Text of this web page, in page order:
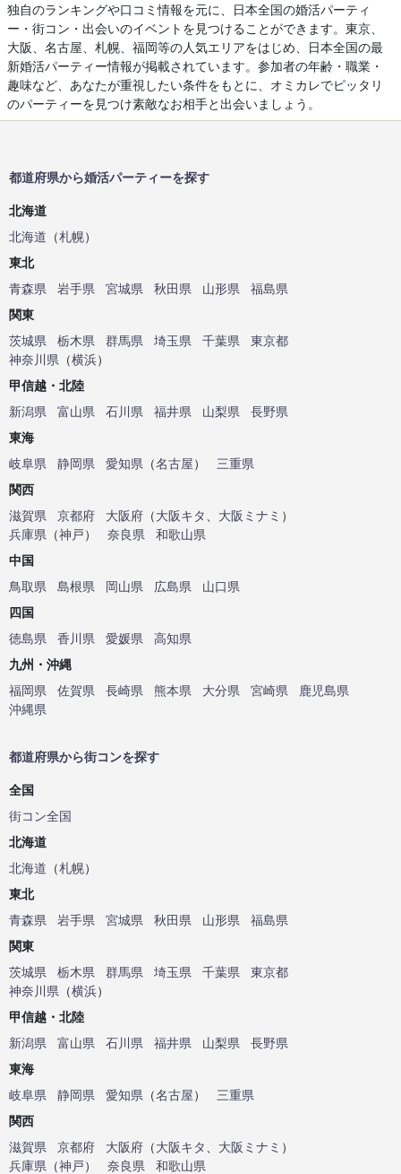
独自のランキングや口コミ情報を元に、日本全国の婚活パーティ
ー・街コン・出会いのイベントを見つけることができます。東京、
大阪、名古屋、札幌、福岡等の人気エリアをはじめ、日本全国の最
新婚活パーティー情報が掲載されています。参加者の年齢・職業・
趣味など、あなたが重視したい条件をもとに、オミカレでピッタリ
のパーティーを見つけ素敵なお相手と出会いましょう。
都道府県から婚活パーティーを探す
北海道
北海道 （札幌）
東北
青森県
岩手県 宮城県 秋田県 山形県
福島県
関東
茨城県
栃木県 群馬県 埼玉県 千葉県
東京都
神奈川県 （横浜）
甲信越・北陸
新潟県
富山県 石川県 福井県 山梨県
長野県
東海
岐阜県
静岡県 愛知県 （名古屋）
三重県
関西
滋賀県
京都府 大阪府 （大阪キタ 大阪ミナミ ）
兵庫県 （神戸） 奈良県
和歌山県
中国
鳥取県
島根県 岡山県 広島県
山口県
四国
徳島県
香川県 愛媛県
高知県
九州・沖縄
福岡県
佐賀県 長崎県 熊本県 大分県 宮崎県
鹿児島県
沖縄県
都道府県から街コンを探す
全国
街コン全国
北海道
北海道 （札幌）
東北
青森県
岩手県 宮城県 秋田県 山形県
福島県
関東
茨城県
栃木県 群馬県 埼玉県 千葉県
東京都
神奈川県 （横浜）
甲信越・北陸
新潟県
富山県 石川県 福井県 山梨県
長野県
東海
岐阜県
静岡県 愛知県 （名古屋）
三重県
関西
滋賀県
京都府 大阪府 （大阪キタ 大阪ミナミ ）
兵庫県 （神戸） 奈良県
和歌山県